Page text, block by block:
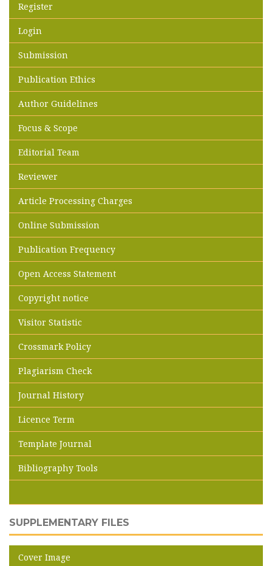
Register
Login
Submission
Publication Ethics
Author Guidelines
Focus & Scope
Editorial Team
Reviewer
Article Processing Charges
Online Submission
Publication Frequency
Open Access Statement
Copyright notice
Visitor Statistic
Crossmark Policy
Plagiarism Check
Journal History
Licence Term
Template Journal
Bibliography Tools
SUPPLEMENTARY FILES
Cover Image